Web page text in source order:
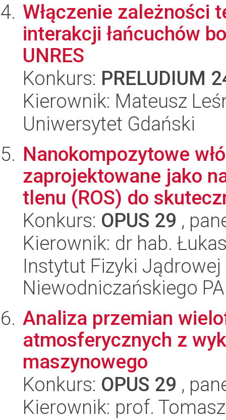
Włączenie zależności
interakcji łańcuchów
UNRES
Konkurs: PRELUDIUM
Kierownik: Mateusz
Uniwersytet Gdański
Nanokompozytowe
zaprojektowane jako
tlenu (ROS) do
Konkurs: OPUS 29 ,
Kierownik: dr hab.
Instytut Fizyki
Niewodniczańskiego
Analiza przemian
atmosferycznych z
maszynowego
Konkurs: OPUS 29 ,
Kierownik: prof.